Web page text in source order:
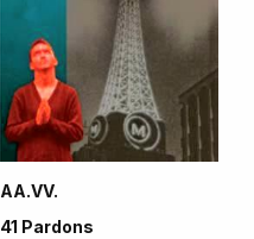
AA.VV.
41 Pardons